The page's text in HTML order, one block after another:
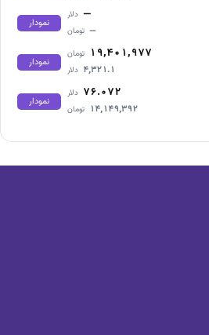
— دلار
— تومان
نمودار
۱۹,۴۰۱,۹۷۷ تومان
۴,۳۲۱.۱ دلار
نمودار
۷۶.۰۷۲ دلار
۱۴,۱۴۹,۳۹۲ تومان
نمودار